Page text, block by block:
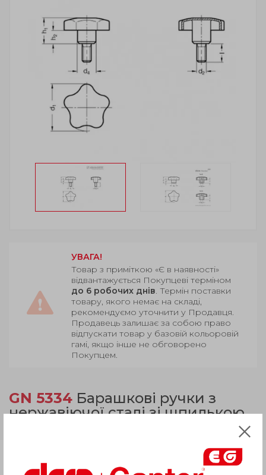
УВАГА!
Товар з приміткою «Є в наявності»
відвантажується Покупцеві терміном
до 6 робочих днів. Термін поставки
товару, якого немає на складі,
рекомендуємо уточнити у Продавця.
Продавець залишає за собою право
відпускати товар у базовій кольоровій
гамі, якщо інше не обговорено
Покупцем.
GN 5334 Барашкові ручки з
нержавіючої сталі зі шпилькою
Продукція